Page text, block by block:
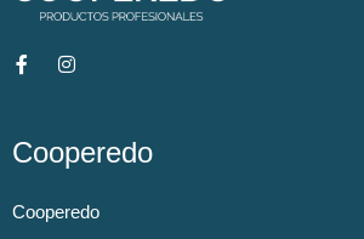
Cooperedo
Cooperedo